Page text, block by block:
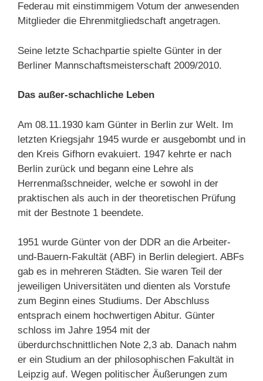
Federau mit einstimmigem Votum der anwesenden
Mitglieder die Ehrenmitgliedschaft angetragen.
Seine letzte Schachpartie spielte Günter in der
Berliner Mannschaftsmeisterschaft 2009/2010.
Das außer-schachliche Leben
Am 08.11.1930 kam Günter in Berlin zur Welt. Im
letzten Kriegsjahr 1945 wurde er ausgebombt und in
den Kreis Gifhorn evakuiert. 1947 kehrte er nach
Berlin zurück und begann eine Lehre als
Herrenmaßschneider, welche er sowohl in der
praktischen als auch in der theoretischen Prüfung
mit der Bestnote 1 beendete.
1951 wurde Günter von der DDR an die Arbeiter-
und-Bauern-Fakultät (ABF) in Berlin delegiert. ABFs
gab es in mehreren Städten. Sie waren Teil der
jeweiligen Universitäten und dienten als Vorstufe
zum Beginn eines Studiums. Der Abschluss
entsprach einem hochwertigen Abitur. Günter
schloss im Jahre 1954 mit der
überdurchschnittlichen Note 2,3 ab. Danach nahm
er ein Studium an der philosophischen Fakultät in
Leipzig auf. Wegen politischer Äußerungen zum